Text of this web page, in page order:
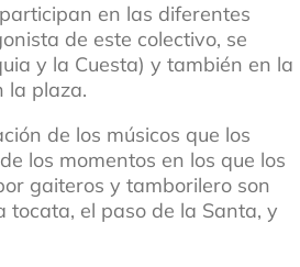
en las diferentes
de este colectivo, se
y la Cuesta) y también en la
la plaza.
de los músicos que los
los momentos en los que los
gaiteros y tamborilero son
tocata, el paso de la Santa, y